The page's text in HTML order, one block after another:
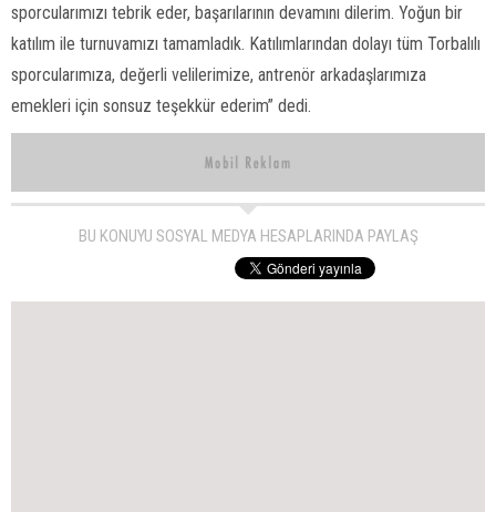
sporcularımızı tebrik eder, başarılarının devamını dilerim. Yoğun bir
katılım ile turnuvamızı tamamladık. Katılımlarından dolayı tüm Torbalılı
sporcularımıza, değerli velilerimize, antrenör arkadaşlarımıza
emekleri için sonsuz teşekkür ederim” dedi.
BU KONUYU SOSYAL MEDYA HESAPLARINDA PAYLAŞ